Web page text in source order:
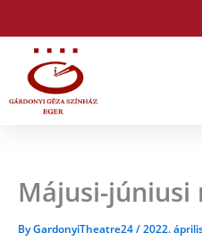
content
Májusi-júniusi
ByGardonyiTheatre24/2022.